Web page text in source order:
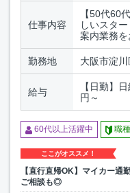
仕事内容
【50代60
しいスタ
案内業務を
勤務地 大阪市淀川
給与
【日勤】
円～
60代以上活躍中 職
ここがオススメ！
【直行直帰OK】マイカー通
ご相談も◎